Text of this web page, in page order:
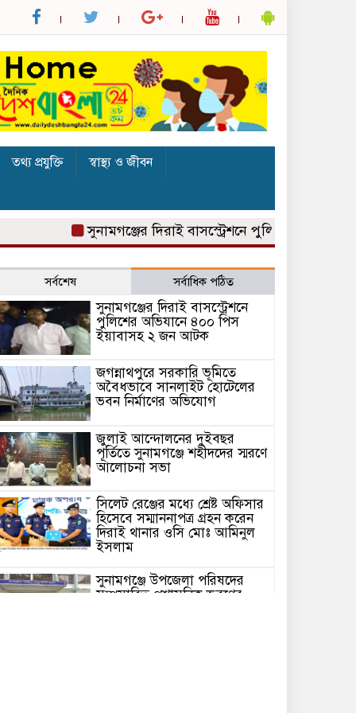
তথ্য প্রযুক্তি
স্বাস্থ্য ও জীবন
সুনামগঞ্জের দিরাই বাসস্ট্রেশনে পুলিশের অভিযানে
সর্বশেষ সর্বাধিক পঠিত
সুনামগঞ্জের দিরাই বাসস্ট্রেশনে
পুলিশের অভিযানে ৪০০ পিস
ইয়াবাসহ ২ জন আটক
জগন্নাথপুরে সরকারি ভূমিতে
অবৈধভাবে সানলাইট হোটেলের
ভবন নির্মাণের অভিযোগ
জুলাই আন্দোলনের দুইবছর
পূর্তিতে সুনামগঞ্জে শহীদদের স্মরণে
আলোচনা সভা
সিলেট রেঞ্জের মধ্যে শ্রেষ্ট অফিসার
হিসেবে সম্মাননাপত্র গ্রহন করেন
দিরাই থানার ওসি মোঃ আমিনুল
ইসলাম
সুনামগঞ্জে উপজেলা পরিষদের
সম্প্রসারিত প্রশাসনিক ভবণের